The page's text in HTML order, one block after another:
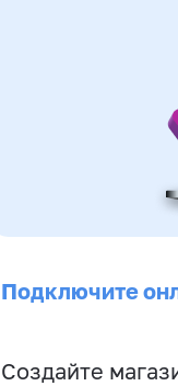
Подключите
Создайте